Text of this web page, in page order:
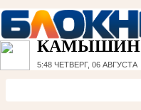
КАМЫШИН
5:48 ЧЕТВЕРГ, 06 АВГУСТА